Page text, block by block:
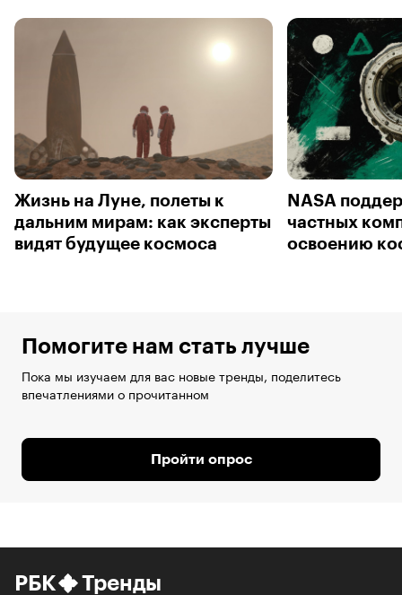
Жизнь на Луне, полеты к
дальним мирам: как эксперты
видят будущее космоса
NASA
частных
освоению
Помогите нам стать лучше
Пока мы изучаем для вас новые тренды, поделитесь
впечатлениями о прочитанном
Пройти опрос
РБК Тренды